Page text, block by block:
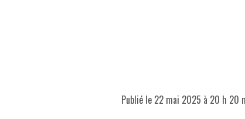
Publié le 22 mai 2025 à 20 h 20